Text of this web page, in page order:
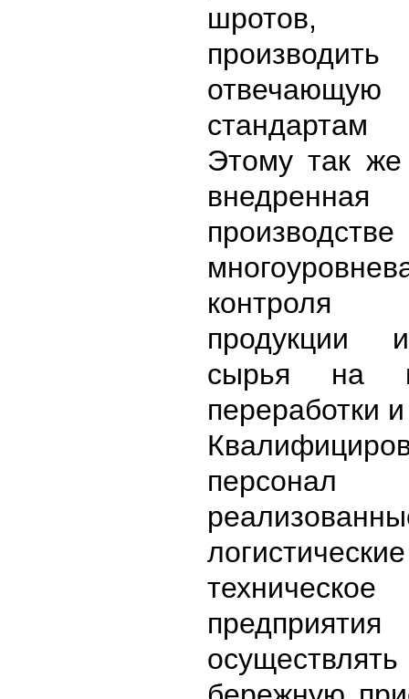
шротов,
Этому так же
производстве
контроля
продукции
сырья на
переработки
персонал